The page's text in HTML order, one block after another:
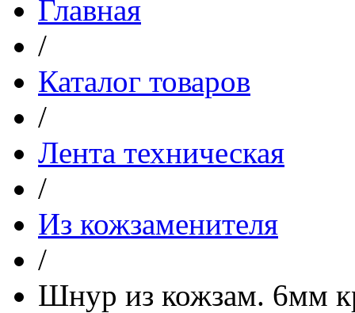
Главная
/
Каталог товаров
/
Лента техническая
/
Из кожзаменителя
/
Шнур из кожзам. 6мм